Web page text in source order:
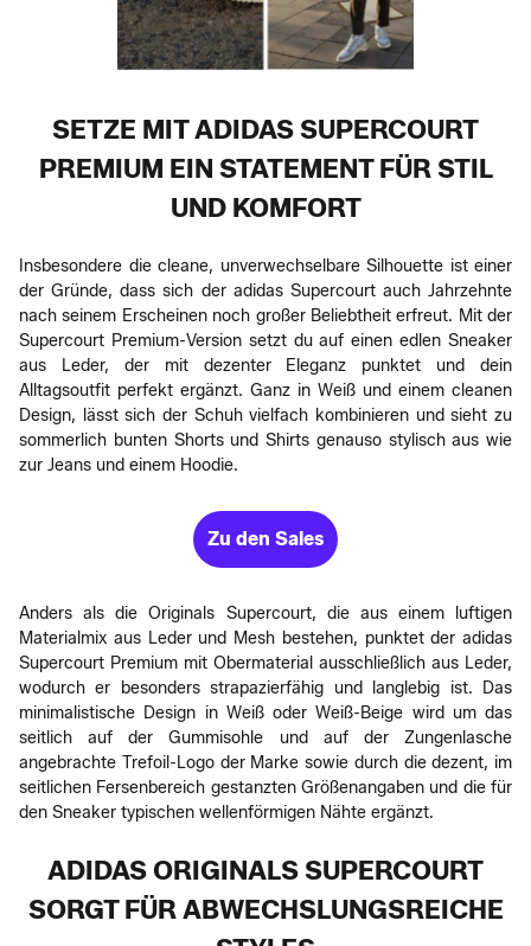
SETZE MIT ADIDAS SUPERCOURT
PREMIUM EIN STATEMENT FÜR STIL
UND KOMFORT
Insbesondere die cleane, unverwechselbare Silhouette ist einer
der Gründe, dass sich der adidas Supercourt auch Jahrzehnte
nach seinem Erscheinen noch großer Beliebtheit erfreut. Mit der
Supercourt Premium-Version setzt du auf einen edlen Sneaker
aus Leder, der mit dezenter Eleganz punktet und dein
Alltagsoutfit perfekt ergänzt. Ganz in Weiß und einem cleanen
Design, lässt sich der Schuh vielfach kombinieren und sieht zu
sommerlich bunten Shorts und Shirts genauso stylisch aus wie
zur Jeans und einem Hoodie.
Zu den Sales
Anders als die Originals Supercourt, die aus einem luftigen
Materialmix aus Leder und Mesh bestehen, punktet der adidas
Supercourt Premium mit Obermaterial ausschließlich aus Leder,
wodurch er besonders strapazierfähig und langlebig ist. Das
minimalistische Design in Weiß oder Weiß-Beige wird um das
seitlich auf der Gummisohle und auf der Zungenlasche
angebrachte Trefoil-Logo der Marke sowie durch die dezent, im
seitlichen Fersenbereich gestanzten Größenangaben und die für
den Sneaker typischen wellenförmigen Nähte ergänzt.
ADIDAS ORIGINALS SUPERCOURT
SORGT FÜR ABWECHSLUNGSREICHE